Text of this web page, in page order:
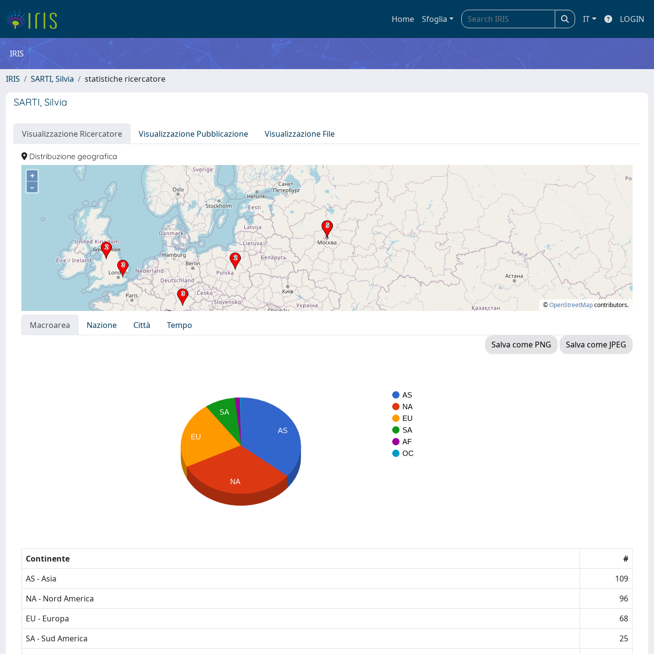
Home Sfoglia IT LOGIN
IRIS
IRIS SARTI, Silvia statistiche ricercatore
SARTI, Silvia
Visualizzazione Ricercatore Visualizzazione Pubblicazione Visualizzazione File
Distribuzione geografica
+
–
©OpenStreetMapcontributors.
Macroarea Nazione Città
Tempo
Salva come PNG
Salva come JPEG
AS
NA
EU
SA
AF
OC
AS
SA
EU
NA
Continente
#
AS - Asia
109
NA - Nord America
96
EU - Europa
68
SA - Sud America
25